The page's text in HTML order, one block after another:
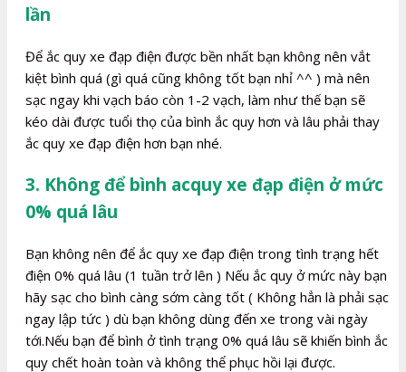
lần
Để ắc quy xe đạp điện được bền nhất bạn không nên vắt
kiệt bình quá (gì quá cũng không tốt bạn nhỉ ^^ ) mà nên
sạc ngay khi vạch báo còn 1-2 vạch, làm như thế bạn sẽ
kéo dài được tuổi thọ của bình ắc quy hơn và lâu phải thay
ắc quy xe đạp điện hơn bạn nhé.
3. Không để bình acquy xe đạp điện ở mức
0% quá lâu
Bạn không nên để ắc quy xe đạp điện trong tình trạng hết
điện 0% quá lâu (1 tuần trở lên ) Nếu ắc quy ở mức này bạn
hãy sạc cho bình càng sớm càng tốt ( Không hẳn là phải sạc
ngay lập tức ) dù bạn không dùng đến xe trong vài ngày
tới.Nếu bạn để bình ở tình trạng 0% quá lâu sẽ khiến bình ắc
quy chết hoàn toàn và không thể phục hồi lại được.